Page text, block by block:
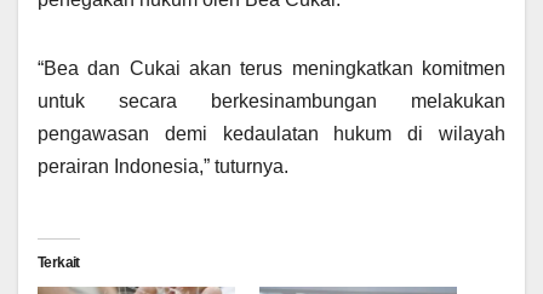
“Bea dan Cukai akan terus meningkatkan komitmen
untuk secara berkesinambungan melakukan
pengawasan demi kedaulatan hukum di wilayah
perairan Indonesia,” tuturnya.
Terkait